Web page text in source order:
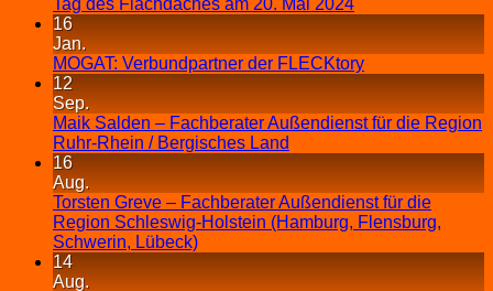
Tag des Flachdaches am 20. Mai 2024
16
Jan.
MOGAT: Verbundpartner der FLECKtory
12
Sep.
Maik Salden – Fachberater Außendienst für die Region
Ruhr-Rhein / Bergisches Land
16
Aug.
Torsten Greve – Fachberater Außendienst für die
Region Schleswig-Holstein (Hamburg, Flensburg,
Schwerin, Lübeck)
14
Aug.